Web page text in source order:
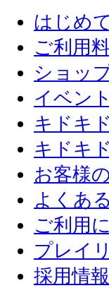
はじめ
ご利用
ショッ
イベン
キドキ
キドキ
お客様
よくあ
ご利用
プレイ
採用情報